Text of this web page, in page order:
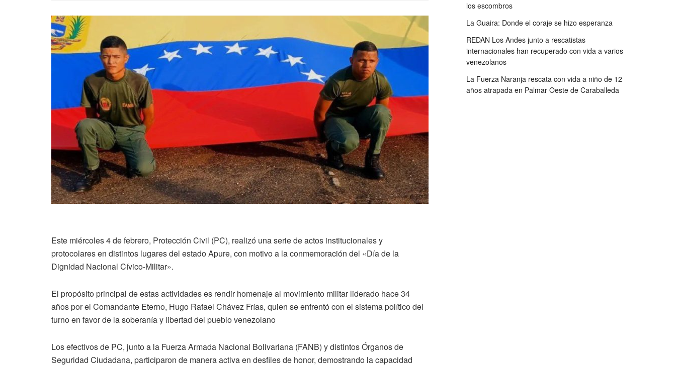
Este miércoles 4 de febrero, Protección Civil (PC), realizó una serie de actos institucionales y
protocolares en distintos lugares del estado Apure, con motivo a la conmemoración del «Día de la
Dignidad Nacional Cívico-Militar».
El propósito principal de estas actividades es rendir homenaje al movimiento militar liderado hace 34
años por el Comandante Eterno, Hugo Rafael Chávez Frías, quien se enfrentó con el sistema político del
turno en favor de la soberanía y libertad del pueblo venezolano
Los efectivos de PC, junto a la Fuerza Armada Nacional Bolivariana (FANB) y distintos Órganos de
Seguridad Ciudadana, participaron de manera activa en desfiles de honor, demostrando la capacidad
los escombros
La Guaira: Donde el coraje se hizo esperanza
REDAN Los Andes junto a rescatistas
internacionales han recuperado con vida a varios
venezolanos
La Fuerza Naranja rescata con vida a niño de 12
años atrapada en Palmar Oeste de Caraballeda